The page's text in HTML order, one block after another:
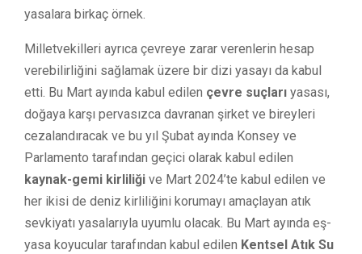
yasalara birkaç örnek.
Milletvekilleri ayrıca çevreye zarar verenlerin hesap
verebilirliğini sağlamak üzere bir dizi yasayı da kabul
etti. Bu Mart ayında kabul edilen çevre suçları yasası,
doğaya karşı pervasızca davranan şirket ve bireyleri
cezalandıracak ve bu yıl Şubat ayında Konsey ve
Parlamento tarafından geçici olarak kabul edilen
kaynak-gemi kirliliği ve Mart 2024’te kabul edilen ve
her ikisi de deniz kirliliğini korumayı amaçlayan atık
sevkiyatı yasalarıyla uyumlu olacak. Bu Mart ayında eş-
yasa koyucular tarafından kabul edilen Kentsel Atık Su